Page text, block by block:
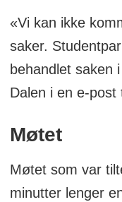
«Vi kan ikke
saker.
behandlet saken
Dalen i en e-post
Møtet
Møtet som var
minutter lenger